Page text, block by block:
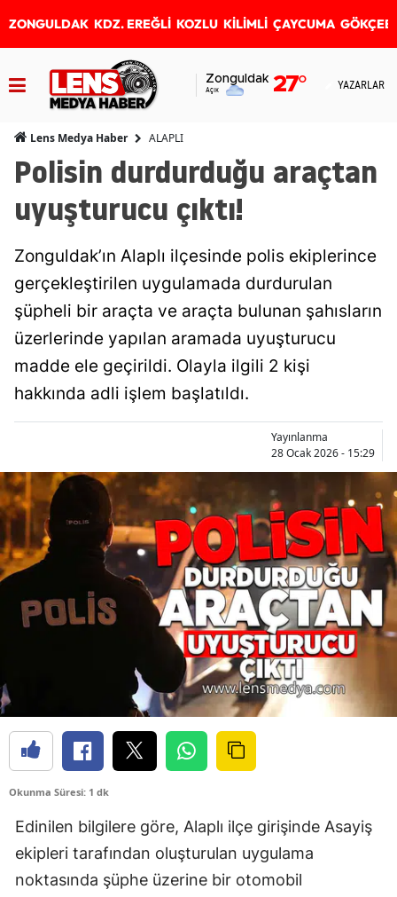
ZONGULDAK KDZ. EREĞLİ KOZLU KİLİMLİ ÇAYCUMA
Zonguldak
Açık 27° YAZARLAR
Lens Medya Haber ALAPLI
Polisin durdurduğu araçtan
uyuşturucu çıktı!
Zonguldak’ın Alaplı ilçesinde polis ekiplerince
gerçekleştirilen uygulamada durdurulan
şüpheli bir araçta ve araçta bulunan şahısların
üzerlerinde yapılan aramada uyuşturucu
madde ele geçirildi. Olayla ilgili 2 kişi
hakkında adli işlem başlatıldı.
Yayınlanma
28 Ocak 2026 - 15:29
Okunma Süresi: 1 dk
Edinilen bilgilere göre, Alaplı ilçe girişinde Asayiş
ekipleri tarafından oluşturulan uygulama
noktasında şüphe üzerine bir otomobil